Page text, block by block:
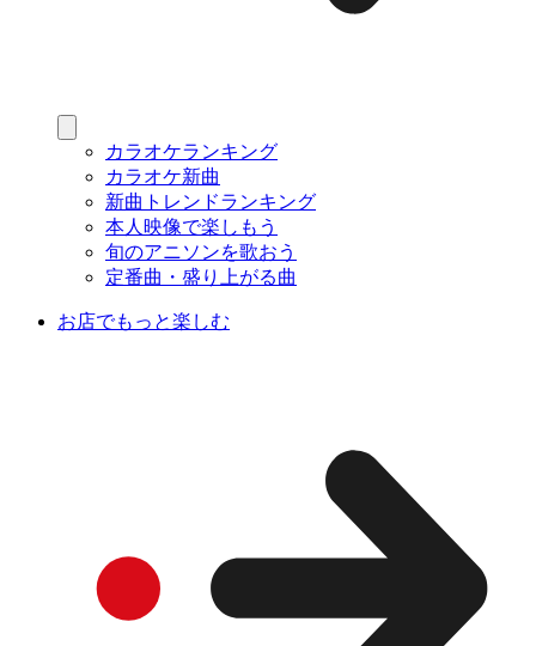
カラオケランキング
カラオケ新曲
新曲トレンドランキング
本人映像で楽しもう
旬のアニソンを歌おう
定番曲・盛り上がる曲
お店でもっと楽しむ